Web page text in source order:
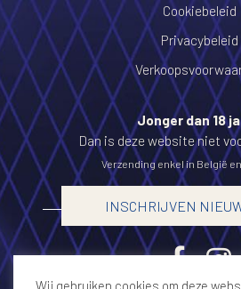
Cookiebeleid
Privacybeleid
Jonger dan 18
Dan is deze website niet
Verzending enkel in België
INSCHRIJVEN
Wij gebruiken cookies om deze